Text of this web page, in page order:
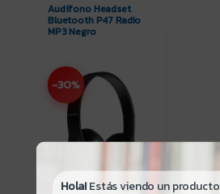
Audífono Headset
Bluetooth P47 Radio
MP3 Negro
-30%
Hola!Estás viendo un producto